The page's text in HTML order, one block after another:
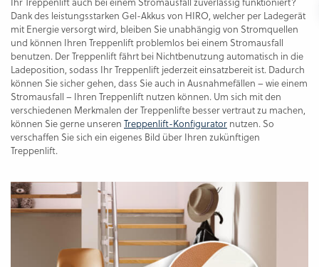
Dank des leistungsstarken Gel-Akkus von HIRO, welcher per Ladegerät
mit Energie versorgt wird, bleiben Sie unabhängig von Stromquellen
und können Ihren Treppenlift problemlos bei einem Stromausfall
benutzen. Der Treppenlift fährt bei Nichtbenutzung automatisch in die
Ladeposition, sodass Ihr Treppenlift jederzeit einsatzbereit ist. Dadurch
können Sie sicher gehen, dass Sie auch in Ausnahmefällen – wie einem
Stromausfall – Ihren Treppenlift nutzen können. Um sich mit den
verschiedenen Merkmalen der Treppenlifte besser vertraut zu machen,
können Sie gerne unseren Treppenlift-Konfigurator nutzen. So
verschaffen Sie sich ein eigenes Bild über Ihren zukünftigen
Treppenlift.